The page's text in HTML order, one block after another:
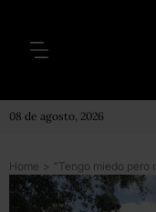
08 de agosto, 2026
Home >